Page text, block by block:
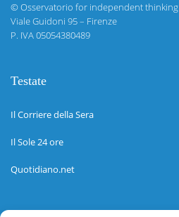
©Osservatorio for independent thinking
Viale Guidoni 95 – Firenze
P. IVA 05054380489
Testate
Il Corriere della Sera
Il Sole 24 ore
Quotidiano.net